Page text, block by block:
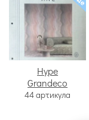
Hype
Grandeco
44 артикула